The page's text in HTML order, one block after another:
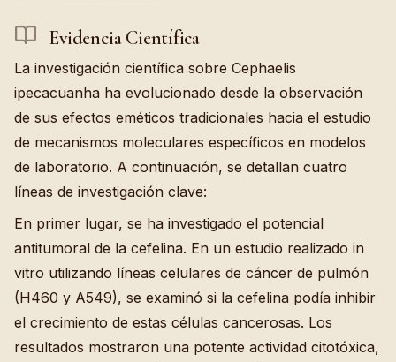
Evidencia Científica
La investigación científica sobre Cephaelis
ipecacuanha ha evolucionado desde la observación
de sus efectos eméticos tradicionales hacia el estudio
de mecanismos moleculares específicos en modelos
de laboratorio. A continuación, se detallan cuatro
líneas de investigación clave:
En primer lugar, se ha investigado el potencial
antitumoral de la cefelina. En un estudio realizado in
vitro utilizando líneas celulares de cáncer de pulmón
(H460 y A549), se examinó si la cefelina podía inhibir
el crecimiento de estas células cancerosas. Los
resultados mostraron una potente actividad citotóxica,